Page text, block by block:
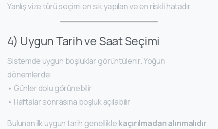
Yanlış vize türü seçimi en sık yapılan ve en riskli hatadır.
4) Uygun Tarih ve Saat Seçimi
Sistemde uygun boşluklar görüntülenir. Yoğun
dönemlerde:
• Günler dolu görünebilir
• Haftalar sonrasına boşluk açılabilir
Bulunan ilk uygun tarih genelliklekaçırılmadan alınmalıdır.